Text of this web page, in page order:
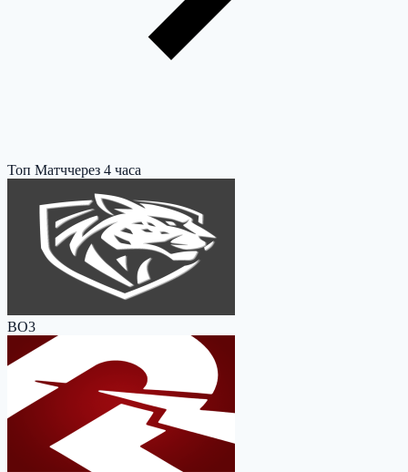
Топ Матччерез 4 часа
BO3